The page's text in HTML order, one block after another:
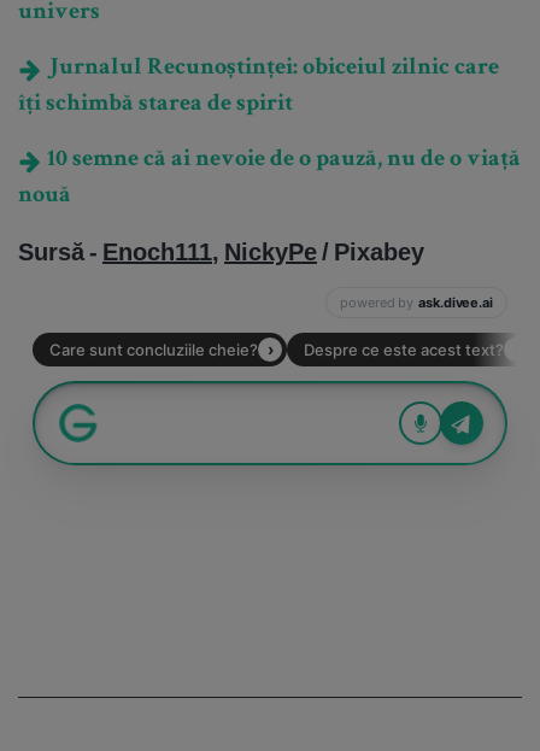
univers
Jurnalul Recunoștinței: obiceiul zilnic care
îți schimbă starea de spirit
10 semne că ai nevoie de o pauză, nu de o viață
nouă
Sursă - Enoch111, NickyPe/ Pixabey